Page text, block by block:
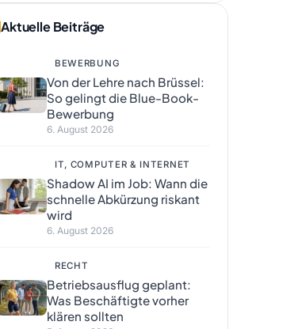
Aktuelle Beiträge
BEWERBUNG
Von der Lehre nach Brüssel:
So gelingt die Blue-Book-
Bewerbung
6. August 2026
IT, COMPUTER & INTERNET
Shadow AI im Job: Wann die
schnelle Abkürzung riskant
wird
6. August 2026
RECHT
Betriebsausflug geplant:
Was Beschäftigte vorher
klären sollten